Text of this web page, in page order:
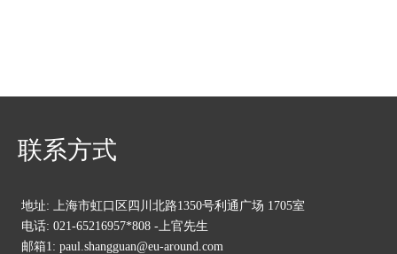
联系方式
地址: 上海市虹口区四川北路1350号利通广场 1705室
电话: 021-65216957*808 -上官先生
邮箱1: paul.shangguan@eu-around.com